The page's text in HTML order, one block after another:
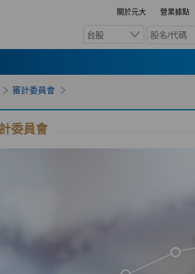
關於元大 營業據點
台股
審計委員會
委員會